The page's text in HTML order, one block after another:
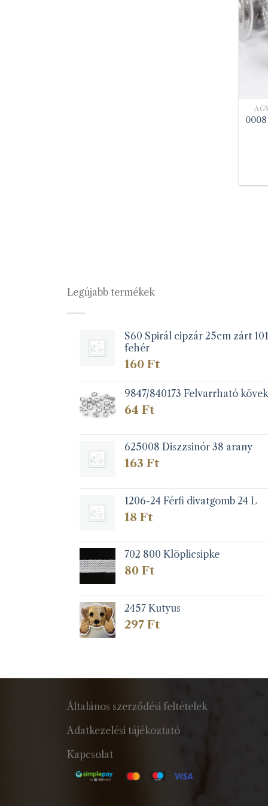
Legújabb termékek
S60 Spirál cipzár 25cm zárt 101
fehér
160 Ft
9847/840173 Felvarrható kövek
64 Ft
625008 Diszzsinór 38 arany
163 Ft
1206-24 Férfi divatgomb 24 L
18 Ft
702 800 Klöplicsipke
80 Ft
2457 Kutyus
297 Ft
Általános szerződési feltételek
Adatkezelési tájékoztató
Kapcsolat